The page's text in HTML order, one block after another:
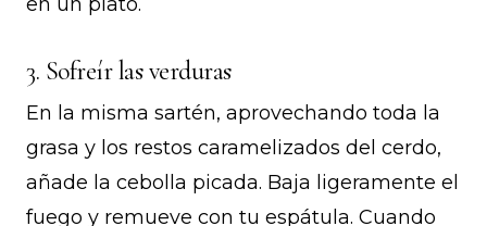
3. Sofreír las verduras
En la misma sartén, aprovechando toda la
grasa y los restos caramelizados del cerdo,
añade la cebolla picada. Baja ligeramente el
fuego y remueve con tu espátula. Cuando